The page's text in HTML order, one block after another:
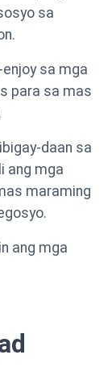
sa
sa mga
para sa mas
daan sa
ang mga
maraming
ang mga